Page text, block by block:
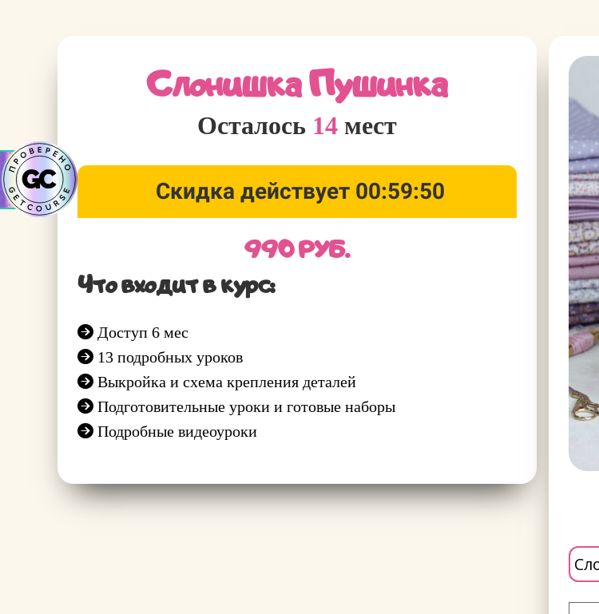
Слонишка Пушинка
Осталось 14 мест
Скидка действует 00:59:50
990 РУБ.
Что входит в курс:
Доступ 6 мес
13 подробных уроков
Выкройка и схема крепления деталей
Подготовительные уроки и готовые наборы
Подробные видеоуроки